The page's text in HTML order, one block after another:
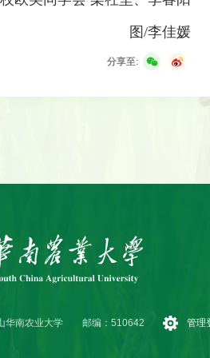
图/李佳媛
分享至:
华南农业大学 邮编：510642 管理